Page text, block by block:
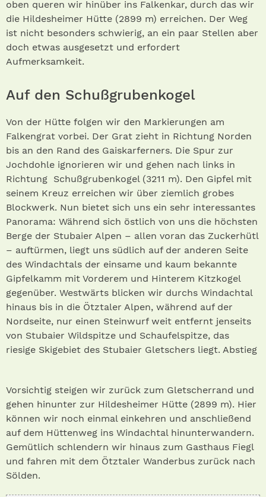
oben queren wir hinüber ins Falkenkar, durch das wir
die Hildesheimer Hütte (2899 m) erreichen. Der Weg
ist nicht besonders schwierig, an ein paar Stellen aber
doch etwas ausgesetzt und erfordert
Aufmerksamkeit.
Auf den Schußgrubenkogel
Von der Hütte folgen wir den Markierungen am
Falkengrat vorbei. Der Grat zieht in Richtung Norden
bis an den Rand des Gaiskarferners. Die Spur zur
Jochdohle ignorieren wir und gehen nach links in
Richtung Schußgrubenkogel (3211 m). Den Gipfel mit
seinem Kreuz erreichen wir über ziemlich grobes
Blockwerk. Nun bietet sich uns ein sehr interessantes
Panorama: Während sich östlich von uns die höchsten
Berge der Stubaier Alpen – allen voran das Zuckerhütl
– auftürmen, liegt uns südlich auf der anderen Seite
des Windachtals der einsame und kaum bekannte
Gipfelkamm mit Vorderem und Hinterem Kitzkogel
gegenüber. Westwärts blicken wir durchs Windachtal
hinaus bis in die Ötztaler Alpen, während auf der
Nordseite, nur einen Steinwurf weit entfernt jenseits
von Stubaier Wildspitze und Schaufelspitze, das
riesige Skigebiet des Stubaier Gletschers liegt. Abstieg
Vorsichtig steigen wir zurück zum Gletscherrand und
gehen hinunter zur Hildesheimer Hütte (2899 m). Hier
können wir noch einmal einkehren und anschließend
auf dem Hüttenweg ins Windachtal hinunterwandern.
Gemütlich schlendern wir hinaus zum Gasthaus Fiegl
und fahren mit dem Ötztaler Wanderbus zurück nach
Sölden.